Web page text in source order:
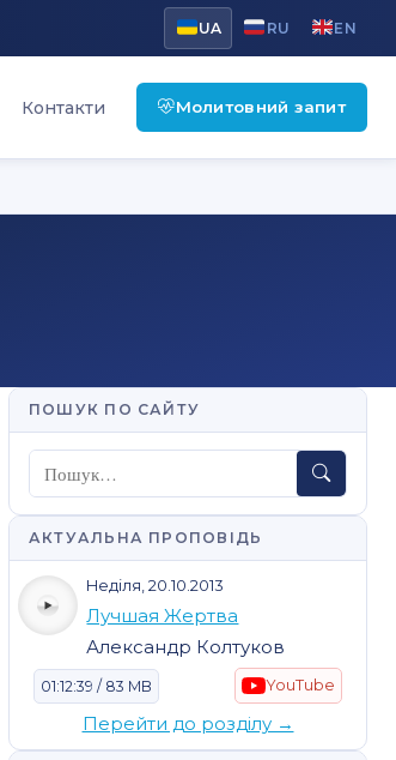
UA RU EN
Контакти Молитовний запит
ПОШУК ПО САЙТУ
Пошук
АКТУАЛЬНА ПРОПОВІДЬ
Неділя, 20.10.2013
Лучшая Жертва
Александр Колтуков
01:12:39 / 83 MB YouTube
Перейти до розділу →